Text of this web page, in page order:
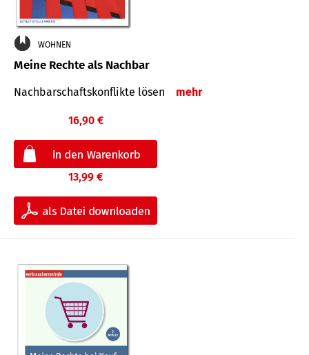
WOHNEN
Meine Rechte als Nachbar
Nach­bar­schafts­konflikte lösen mehr
16,90 €
13,99 €